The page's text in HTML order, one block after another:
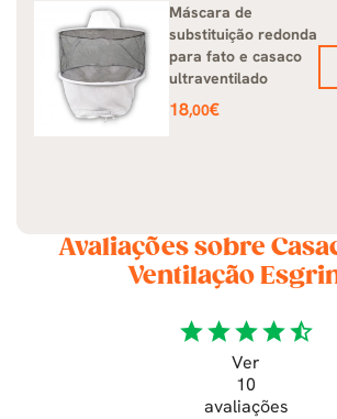
Máscara de
substituição redonda
para fato e casaco
ultraventilado
Preço
18,00€
Avaliações sobre
Ventilação
starstarstarstarstar_half
Ver
10
avaliações